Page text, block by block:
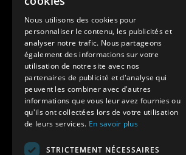
Facebook Supernova
Instagram Supernova
Colonie de vacances SUPERNOVA
Modes de règlement acceptés
Chèque, Virement, Espèces,
Nous utilisons des cookies pour
personnaliser le contenu, les publicités et
analyser notre trafic. Nous partageons
également des informations sur votre
utilisation de notre site avec nos
partenaires de publicité et d'analyse qui
peuvent les combiner avec d'autres
informations que vous leur avez fournies ou
qu'ils ont collectées lors de votre utilisation
de leurs services. En savoir plus
STRICTEMENT NÉCESSAIRES